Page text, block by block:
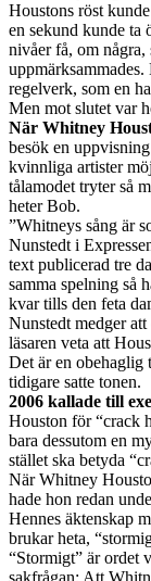
Houstons röst
en sekund kunde ta
nivåer få, om
regelverk, som en
Men mot slutet var
När Whitney
besök en
kvinnliga artister
tålamodet tryter så
heter Bob.
”Whitneys sång är
Nunstedt i
text publicerad tre
samma spelning så
kvar tills den feta
Nunstedt medger
läsaren veta att
Det är en obehaglig
tidigare satte tonen.
2006 kallade till
Houston för “crack
bara dessutom en
stället ska betyda
När Whitney
hade hon redan
Hennes äktenskap
brukar heta,
“Stormigt” är ordet
sakfrågan: Att